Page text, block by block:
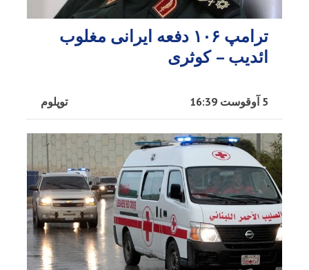
ترامپ ۱۰۶ دفعه ایرانی مغلوب
ائدیب – کوثری
توپلوم 5 آوقوست 16:39